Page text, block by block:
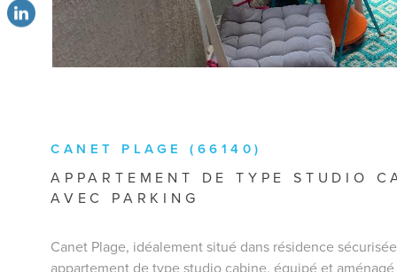
CANET PLAGE (66140)
APPARTEMENT DE TYPE STUDIO
AVEC PARKING
Canet Plage, idéalement situé dans résidence